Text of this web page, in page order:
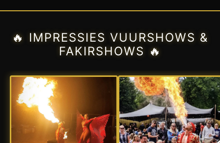
🔥 IMPRESSIES VUURSHOWS &
FAKIRSHOWS 🔥